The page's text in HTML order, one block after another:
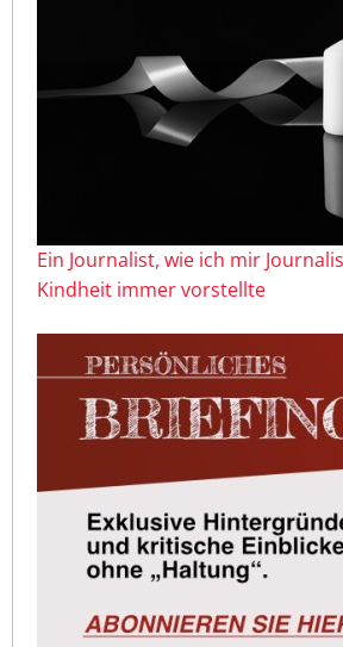
Ein Journalist, wie ich mir
Kindheit immer vorstellte